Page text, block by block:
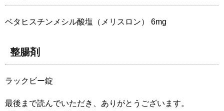
ベタヒスチンメシル酸塩（メリスロン） 6mg
整腸剤
ラックビー錠
最後まで読んでいただき、ありがとうございます。